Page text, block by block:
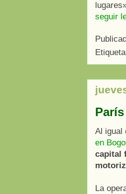
seguir
Al igual
en
capital
La